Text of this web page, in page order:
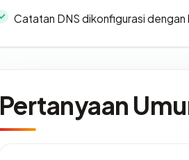
Catatan DNS dikonfigurasi dengan
Pertanyaan